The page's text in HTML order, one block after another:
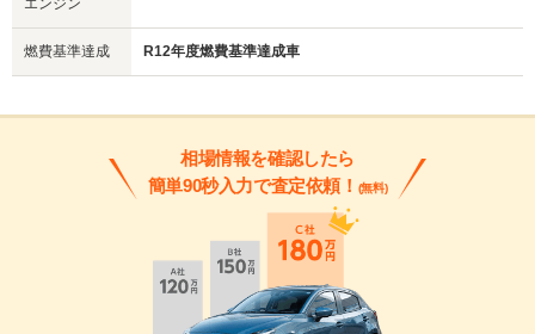
エンジン
燃費基準達成 R12年度燃費基準達成車
相場情報を確認したら
簡単90秒入力で査定依頼！ (無料)